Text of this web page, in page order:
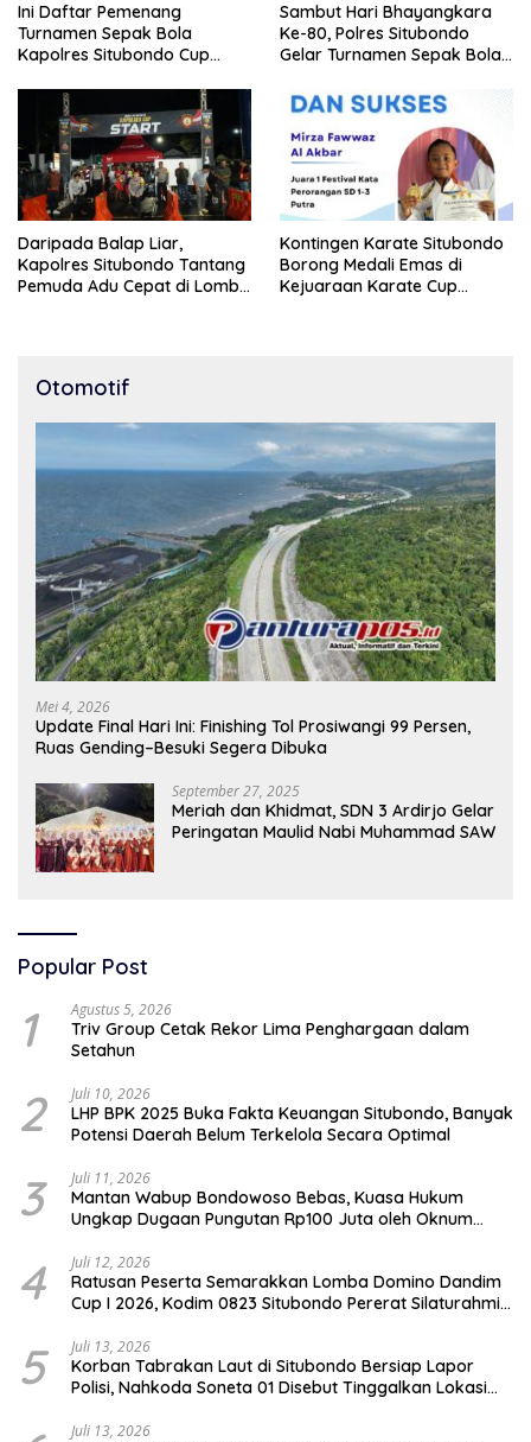
Ini Daftar Pemenang
Turnamen Sepak Bola
Kapolres Situbondo Cup
10 Tahun
Sambut Hari Bhayangkara
Ke-80, Polres Situbondo
Gelar Turnamen Sepak Bola
Daripada Balap Liar,
Kapolres Situbondo Tantang
Pemuda Adu Cepat di Lomba
Kontingen Karate Situbondo
Borong Medali Emas di
Kejuaraan Karate Cup
Otomotif
Mei 4, 2026
Update Final Hari Ini: Finishing Tol Prosiwangi 99 Persen,
Ruas Gending–Besuki Segera Dibuka
September 27, 2025
Meriah dan Khidmat, SDN 3 Ardirjo Gelar
Peringatan Maulid Nabi Muhammad SAW
Popular Post
1 Agustus 5, 2026
Triv Group Cetak Rekor Lima Penghargaan dalam
Setahun
2 Juli 10, 2026
LHP BPK 2025 Buka Fakta Keuangan Situbondo, Banyak
Potensi Daerah Belum Terkelola Secara Optimal
3 Juli 11, 2026
Mantan Wabup Bondowoso Bebas, Kuasa Hukum
Ungkap Dugaan Pungutan Rp100 Juta oleh Oknum
4 Juli 12, 2026
Ratusan Peserta Semarakkan Lomba Domino Dandim
Cup I 2026, Kodim 0823 Situbondo Pererat Silaturahmi
5 Juli 13, 2026
Korban Tabrakan Laut di Situbondo Bersiap Lapor
Polisi, Nahkoda Soneta 01 Disebut Tinggalkan Lokasi
Juli 13, 2026